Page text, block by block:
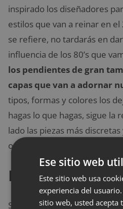
inspirado los diseñadores
estilos que van a reinar en el
se refiere, no tardarás en
influencia de los 80’s que
los pendientes de gran
capas que van a adornar
tipos, formas y colores los
hagas lo que hagas, sigue la
lado las piezas más
opciones más audaces.
El PVC
Sí, como lees. El plástico ha
Ese sitio web
Este sitio web usa
experiencia del
sitio web, usted acepta